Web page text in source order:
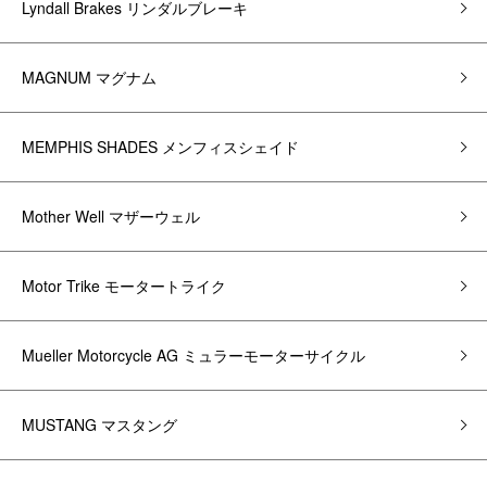
Lyndall Brakes リンダルブレーキ
MAGNUM マグナム
MEMPHIS SHADES メンフィスシェイド
Mother Well マザーウェル
Motor Trike モータートライク
Mueller Motorcycle AG ミュラーモーターサイクル
MUSTANG マスタング